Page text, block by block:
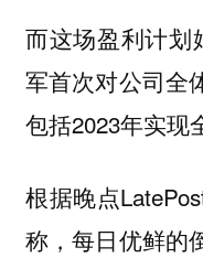
而这场盈利计划
军首次对公司全
包括2023年实现
根据晚点
称，每日优鲜的